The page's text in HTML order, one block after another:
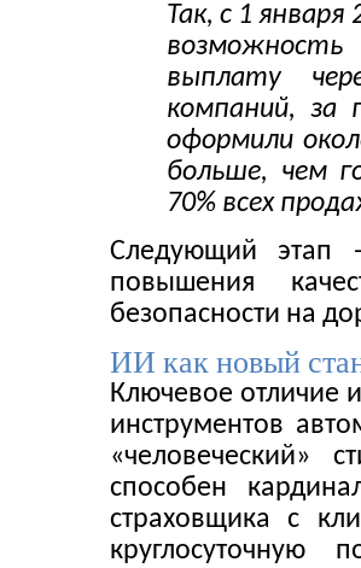
Так, с 1
выплату
компаний, за
оформили
больше, чем
70% всех
Следующий этап
повышения
безопасности на
ИИ как новый
Ключевое отличие
инструментов
способен
страховщика с
круглосуточную